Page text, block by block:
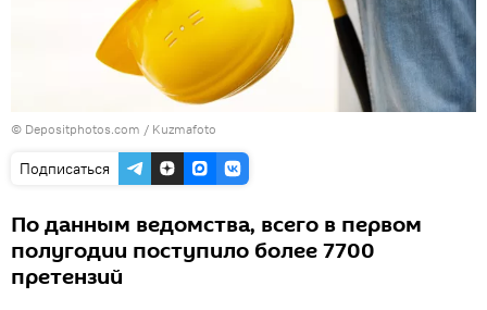
© Depositphotos.com / Kuzmafoto
Подписаться
По данным ведомства, всего в первом
полугодии поступило более 7700
претензий